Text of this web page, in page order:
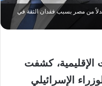
بدلاً من مصر بسبب فقدان الثقة في
كشفت
الوزراء الإسرائيلي